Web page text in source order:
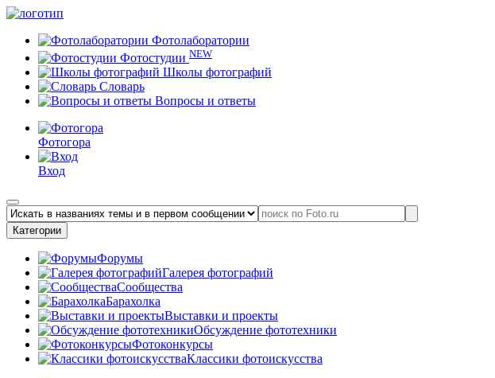
Фотолаборатории
Фотостудии NEW
Школы фотографий
Словарь
Вопросы и ответы
Фотогора
Вход
Категории
Форумы
Галерея фотографий
Сообщества
Барахолка
Выставки и проекты
Обсуждение фототехники
Фотоконкурсы
Классики фотоискусства